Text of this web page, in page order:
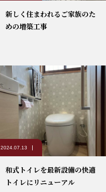
新しく住まわれるご家族のた
めの増築工事
2024.07.13
和式トイレを最新設備の快適
トイレにリニューアル